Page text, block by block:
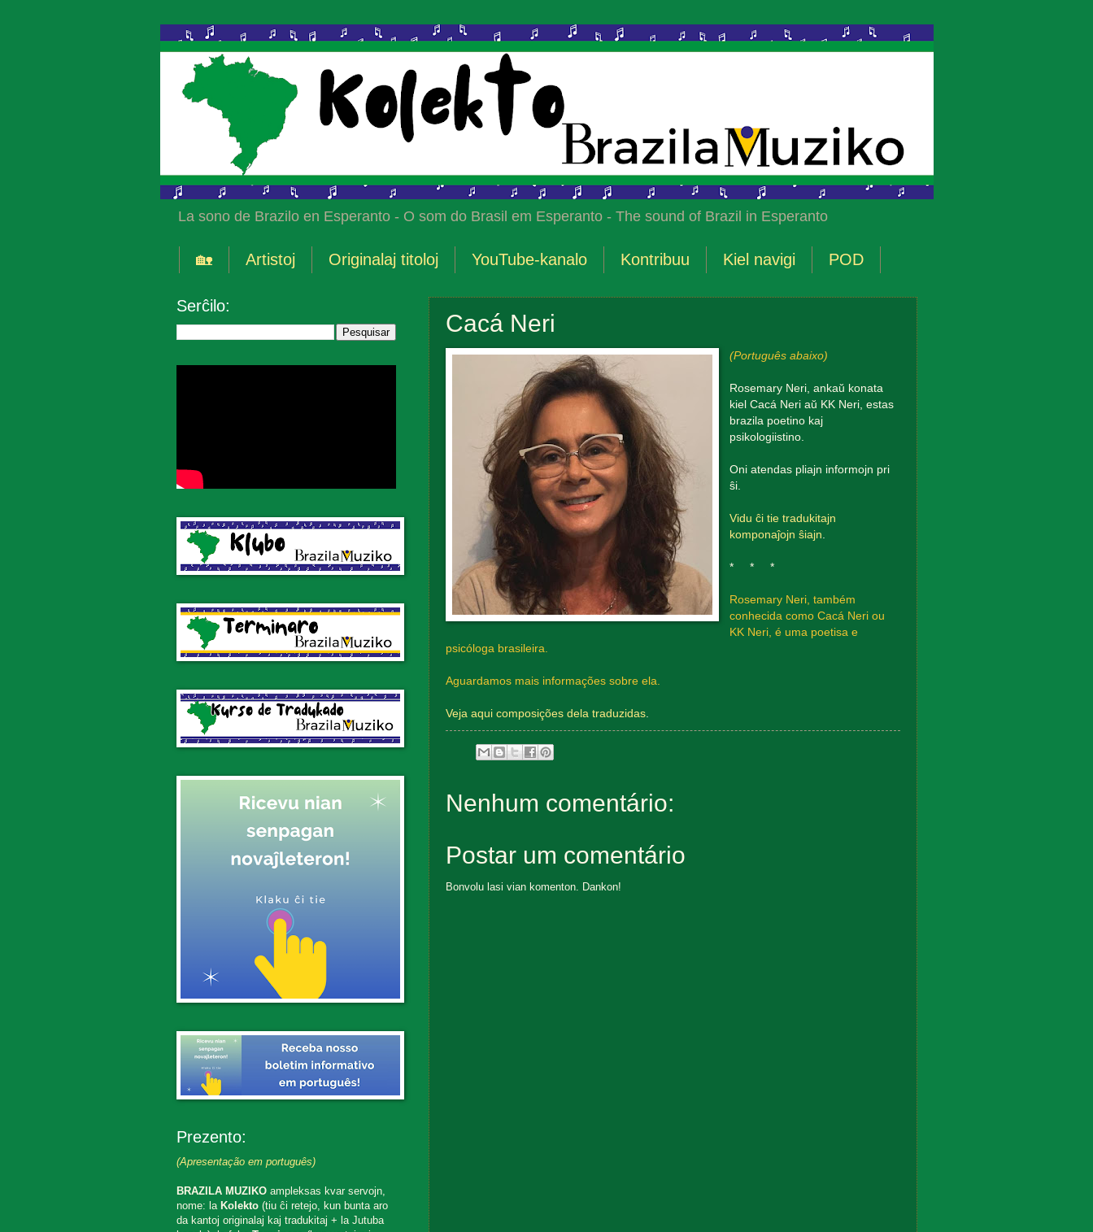
La sono de Brazilo en Esperanto - O som do Brasil em Esperanto - The sound of Brazil in Esperanto
🏡 Artistoj Originalaj titoloj YouTube-kanalo Kontribuu Kiel navigi POD
Cacá Neri
(Português abaixo)
Rosemary Neri, ankaŭ konata
kiel Cacá Neri aŭ KK Neri, estas
brazila poetino kaj
psikologiistino.
Oni atendas pliajn informojn pri
ŝi.
Vidu ĉi tie tradukitajn
komponaĵojn ŝiajn
* * *
Rosemary Neri, também
conhecida como Cacá Neri ou
KK Neri, é uma poetisa e
psicóloga brasileira.
Aguardamos mais informações sobre ela.
Veja aqui composições dela traduzidas.
Nenhum comentário:
Postar um comentário
Bonvolu lasi vian komenton. Dankon!
Serĉilo:
Prezento:
(Apresentação em português)
BRAZILA MUZIKOampleksas kvar servojn,
nome: la Kolekto(tiu ĉi retejo, kun bunta aro
da kantoj originalaj kaj tradukitaj + la Jutuba